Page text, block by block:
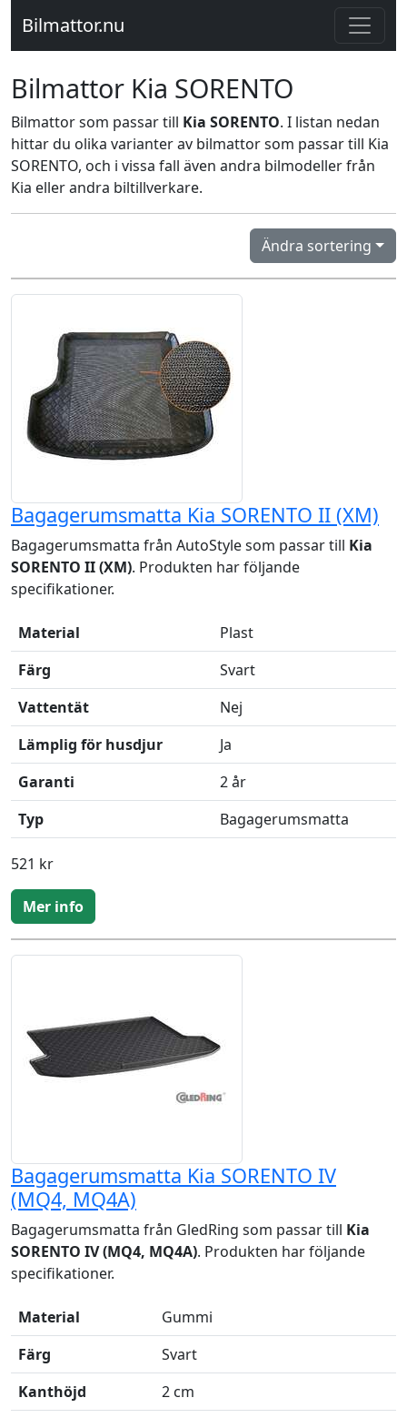
Bilmattor.nu
Bilmattor Kia SORENTO
Bilmattor som passar till Kia SORENTO. I listan nedan
hittar du olika varianter av bilmattor som passar till Kia
SORENTO, och i vissa fall även andra bilmodeller från
Kia eller andra biltillverkare.
Ändra sortering
Bagagerumsmatta Kia SORENTO II (XM)
Bagagerumsmatta från AutoStyle som passar till Kia
SORENTO II (XM). Produkten har följande
specifikationer.
Material
Plast
Färg
Svart
Vattentät
Nej
Lämplig för husdjur
Ja
Garanti
2 år
Typ
Bagagerumsmatta
521 kr
Mer info
Bagagerumsmatta Kia SORENTO IV
(MQ4, MQ4A)
Bagagerumsmatta från GledRing som passar till Kia
SORENTO IV (MQ4, MQ4A). Produkten har följande
specifikationer.
Material
Gummi
Färg
Svart
Kanthöjd
2 cm